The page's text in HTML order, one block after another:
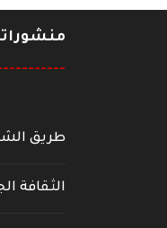
طريق
الثقافة